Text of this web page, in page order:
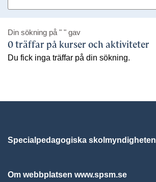
Din sökning på " " gav
0 träffar på kurser och aktiviteter
Du fick inga träffar på din sökning.
Specialpedagogiska skolmyndigheten
Om webbplatsen www.spsm.se